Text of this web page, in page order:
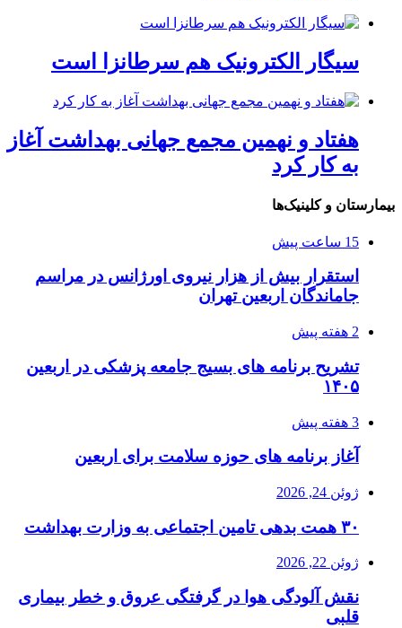
سیگار الکترونیک هم سرطانزا است
هفتاد و نهمین مجمع جهانی بهداشت آغاز
به کار کرد
بیمارستان و کلینیک‌ها
15 ساعت پیش
استقرار بیش از هزار نیروی اورژانس در مراسم
جاماندگان اربعین تهران
2 هفته پیش
تشریح برنامه های بسیج جامعه پزشکی در اربعین
۱۴۰۵
3 هفته پیش
آغاز برنامه های حوزه سلامت برای اربعین
ژوئن 24, 2026
۳۰ همت بدهی تامین اجتماعی به وزارت بهداشت
ژوئن 22, 2026
نقش آلودگی هوا در گرفتگی عروق و خطر بیماری
قلبی